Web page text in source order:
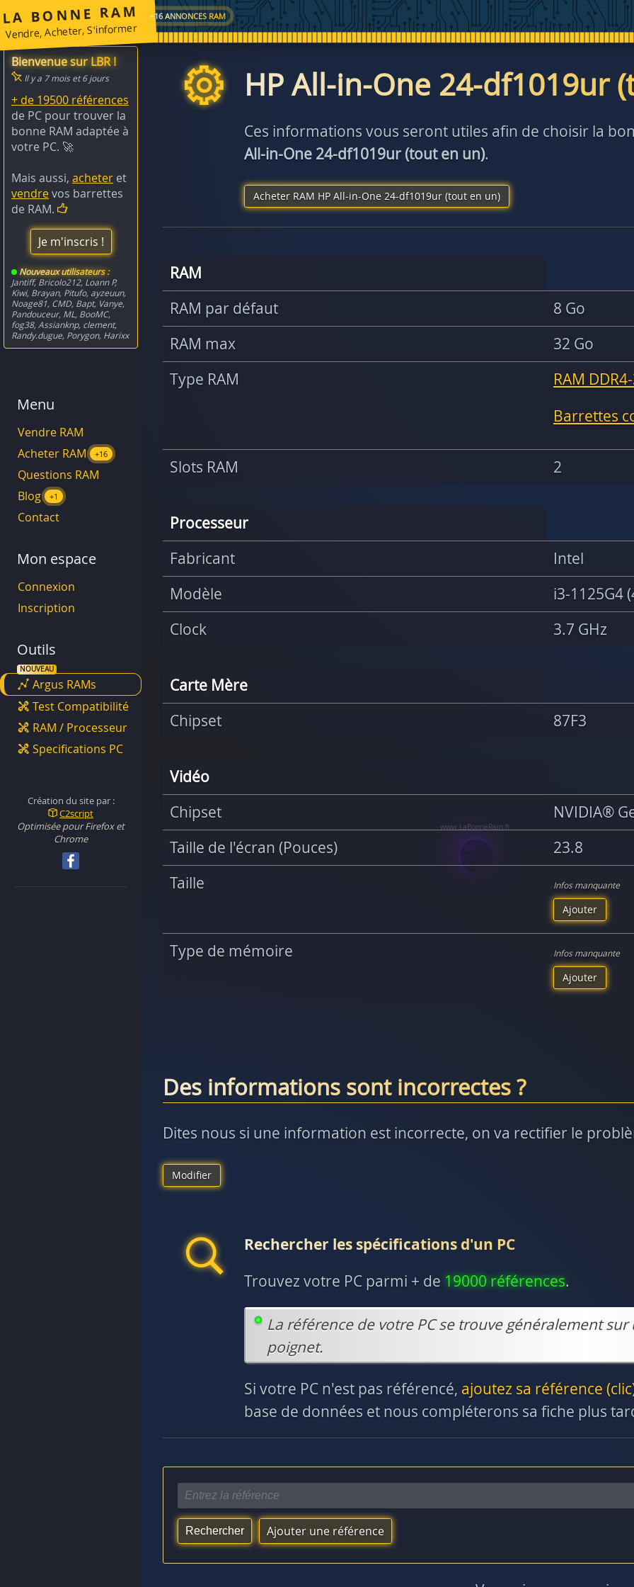
LA BONNE RAM
Vendre, Acheter, S'informer
+16 ANNONCES RAM
HP All-in-One 24-df1019ur
Ces informations vous seront utiles afin de choisir la
All-in-One 24-df1019ur (tout en un).
Acheter RAM HP All-in-One 24-df1019ur (tout en un)
RAM
RAM par défaut
8 Go
RAM max
32 Go
Type RAM
RAM
Barrettes
Slots RAM 2
Processeur
Fabricant
Intel
Modèle
i3-1125G4
Clock
3.7 GHz
Carte Mère
Chipset
87F3
Vidéo
Chipset
NVIDIA®
Taille de l'écran (Pouces)
23.8
Taille
Infos manquante
Ajouter
Type de mémoire Infos manquante
Ajouter
Des informations sont incorrectes ?
Dites nous si une information est incorrecte, on va rectifier le
Modifier
Rechercher les spécifications d'un PC
Trouvez votre PC parmi + de 19000 références.
La référence de votre PC se trouve généralement
poignet.
Si votre PC n'est pas référencé, ajoutez sa référence
base de données et nous compléterons sa fiche plus
Ajouter une référence
Bienvenue sur LBR !
Il y a 7 mois et 6 jours
+ de 19500 références
de PC pour trouver la
bonne RAM adaptée à
votre PC. 🚀
Mais aussi, acheter et
vendrevos barrettes
de RAM.
Je m'inscris !
Nouveaux utilisateurs :
Jantiff, Bricolo212, Loann P,
Kiwi, Brayan, Pitufo, ayzeuun,
Noage81, CMD, Bapt, Vanye,
Pandouceur, ML, BooMC,
fog38, Assianknp, clement,
Randy.dugue, Porygon, Harixx
Menu
Vendre RAM
Acheter RAM
+16
Questions RAM
Blog
+1
Contact
Mon espace
Connexion
Inscription
Outils
Argus RAMs
Test Compatibilité
RAM / Processeur
Specifications PC
Création du site par :
C2script
Optimisée pour Firefox et
Chrome